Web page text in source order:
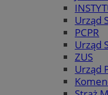
Urząd
PCPR
Urząd
ZUS
Urząd